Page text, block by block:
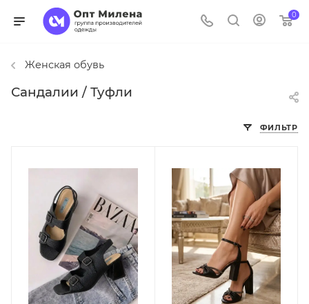
0
Женская обувь
Сандалии / Туфли
ФИЛЬТР